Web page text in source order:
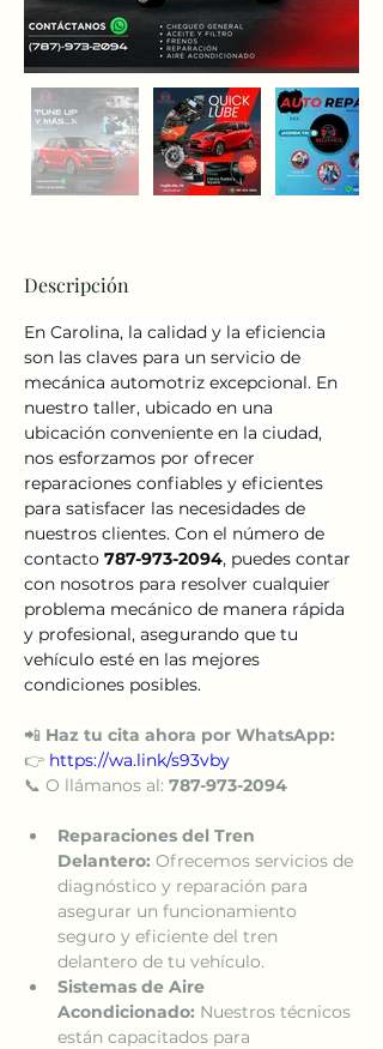
Descripción
En Carolina, la calidad y la eficiencia
son las claves para un servicio de
mecánica automotriz excepcional. En
nuestro taller, ubicado en una
ubicación conveniente en la ciudad,
nos esforzamos por ofrecer
reparaciones confiables y eficientes
para satisfacer las necesidades de
nuestros clientes. Con el número de
contacto 787-973-2094, puedes contar
con nosotros para resolver cualquier
problema mecánico de manera rápida
y profesional, asegurando que tu
vehículo esté en las mejores
condiciones posibles.
📲 Haz tu cita ahora por WhatsApp:
👉 https://wa.link/s93vby
📞 O llámanos al: 787-973-2094
Reparaciones del Tren
Delantero: Ofrecemos servicios de
diagnóstico y reparación para
asegurar un funcionamiento
seguro y eficiente del tren
delantero de tu vehículo.
Sistemas de Aire
Acondicionado: Nuestros técnicos
están capacitados para